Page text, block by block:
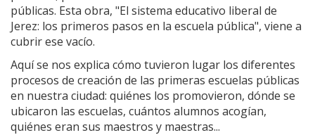
públicas. Esta obra, "El sistema educativo liberal de
Jerez: los primeros pasos en la escuela pública", viene a
cubrir ese vacío.
Aquí se nos explica cómo tuvieron lugar los diferentes
procesos de creación de las primeras escuelas públicas
en nuestra ciudad: quiénes los promovieron, dónde se
ubicaron las escuelas, cuántos alumnos acogían,
quiénes eran sus maestros y maestras...